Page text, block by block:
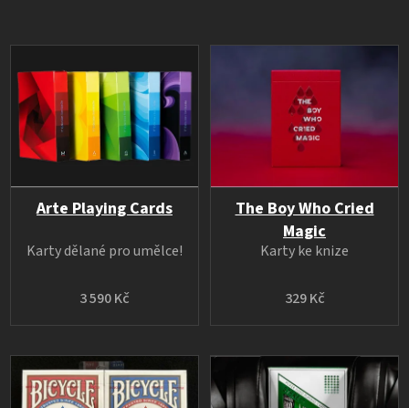
Arte Playing Cards
3 590 Kč
Karty dělané pro umělce!
The Boy Who Cried
Magic
329 Kč
Karty ke knize